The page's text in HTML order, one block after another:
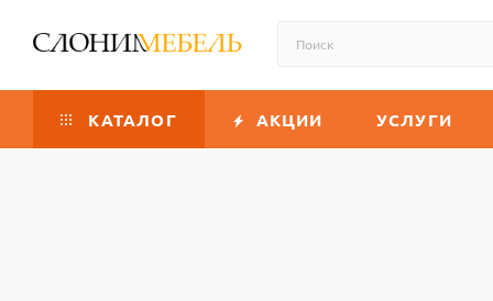
КАТАЛОГ АКЦИИ УСЛУГИ